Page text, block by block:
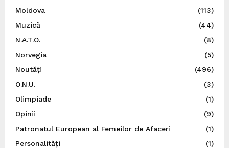
Moldova
(113)
Muzică
(44)
N.A.T.O.
(8)
Norvegia
(5)
Noutăți
(496)
O.N.U.
(3)
Olimpiade
(1)
Opinii
(9)
Patronatul European al Femeilor de Afaceri
(1)
Personalități
(1)